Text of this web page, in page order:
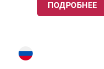
ПОДРОБНЕЕ